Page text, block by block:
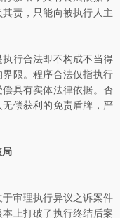
责，只能向被执行人主
行合法即不构成不当得
限。程序合法仅指执行
具有实体法律依据。否
偿获利的免责盾牌，严
局
审理执行异议之诉案件
上打破了执行终结后案